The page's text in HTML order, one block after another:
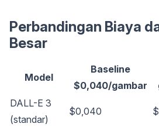
Perbandingan Biaya
Besar
Model
Baseline
$0,040/gambar
DALL-E 3
(standar)
$0,040